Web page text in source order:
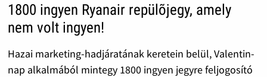
1800 ingyen Ryanair repülõjegy, amely
nem volt ingyen!
Hazai marketing-hadjáratának keretein belül, Valentin-
nap alkalmából mintegy 1800 ingyen jegyre feljogosító